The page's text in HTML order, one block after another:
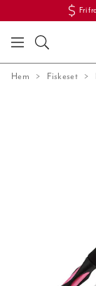
Fri
Hem Fiskeset